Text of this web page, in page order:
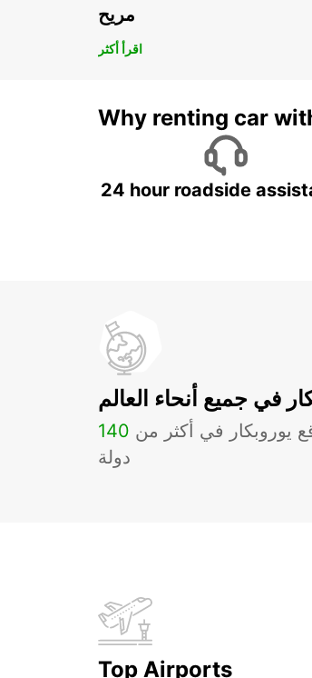
مريح
اقرأ أكثر
Why renting car
24 hour roadside
في جميع أنحاء العالم
يوروبكار في أكثر من 140
دولة
Top Airports